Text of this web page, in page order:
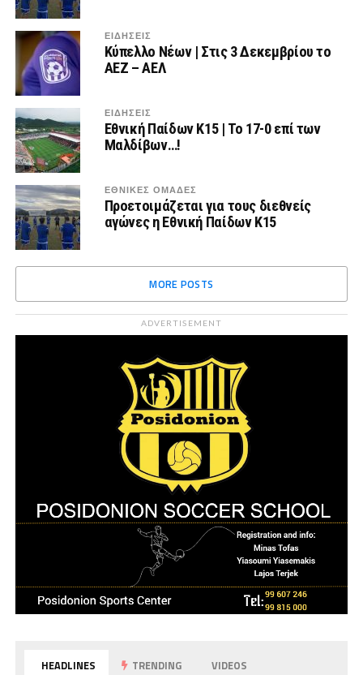
ΕΙΔΗΣΕΙΣ
Κύπελλο Νέων | Στις 3 Δεκεμβρίου το
ΑΕΖ – ΑΕΛ
ΕΙΔΗΣΕΙΣ
Εθνική Παίδων Κ15 | To 17-0 επί των
Μαλδίβων…!
ΕΘΝΙΚΕΣ ΟΜΑΔΕΣ
Προετοιμάζεται για τους διεθνείς
αγώνες η Εθνική Παίδων Κ15
MORE POSTS
ADVERTISEMENT
HEADLINES TRENDING VIDEOS